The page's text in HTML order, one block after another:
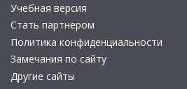
Учебная версия
Стать партнером
Политика конфиденциальности
Замечания по сайту
Другие сайты